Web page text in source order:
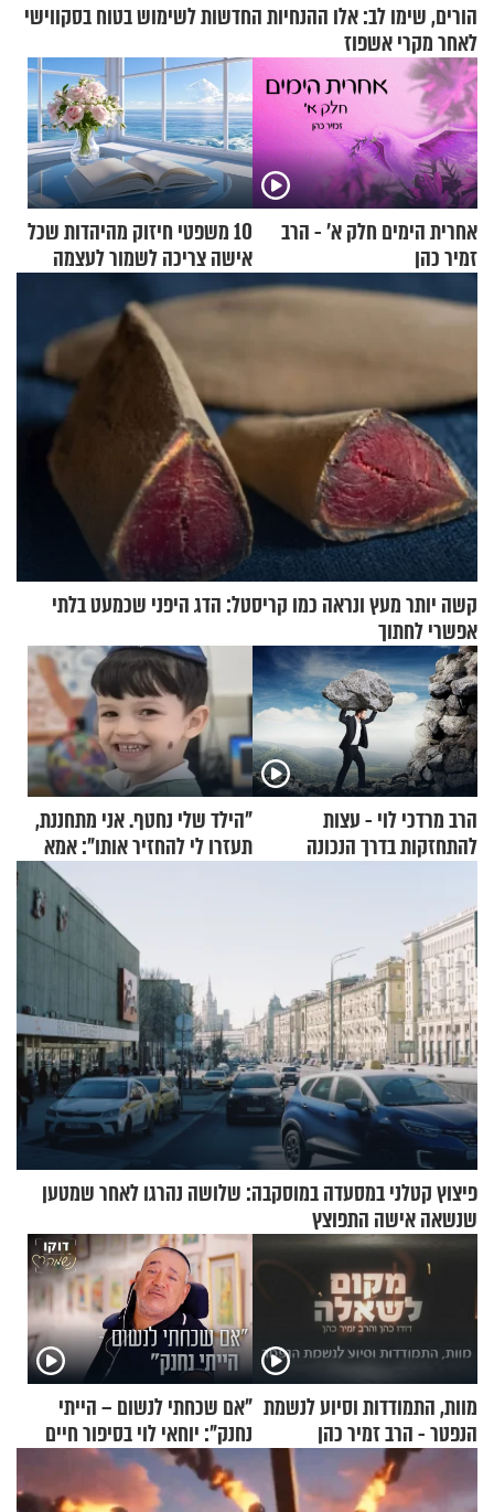
הורים, שימו לב: אלו ההנחיות החדשות לשימוש בטוח בסקווישי
לאחר מקרי אשפוז
אחרית הימים חלק א’ - הרב
זמיר כהן
10 משפטי חיזוק מהיהדות שכל
אישה צריכה לשמור לעצמה
קשה יותר מעץ ונראה כמו קריסטל: הדג היפני שכמעט בלתי
אפשרי לחתוך
הרב מרדכי לוי - עצות
להתחזקות בדרך הנכונה
"הילד שלי נחטף. אני מתחננת,
תעזרו לי להחזיר אותו": אמא
פיצוץ קטלני במסעדה במוסקבה: שלושה נהרגו לאחר שמטען
שנשאה אישה התפוצץ
מוות, התמודדות וסיוע לנשמת
הנפטר - הרב זמיר כהן
"אם שכחתי לנשום – הייתי
נחנק": יוחאי לוי בסיפור חיים
מעורר השראה